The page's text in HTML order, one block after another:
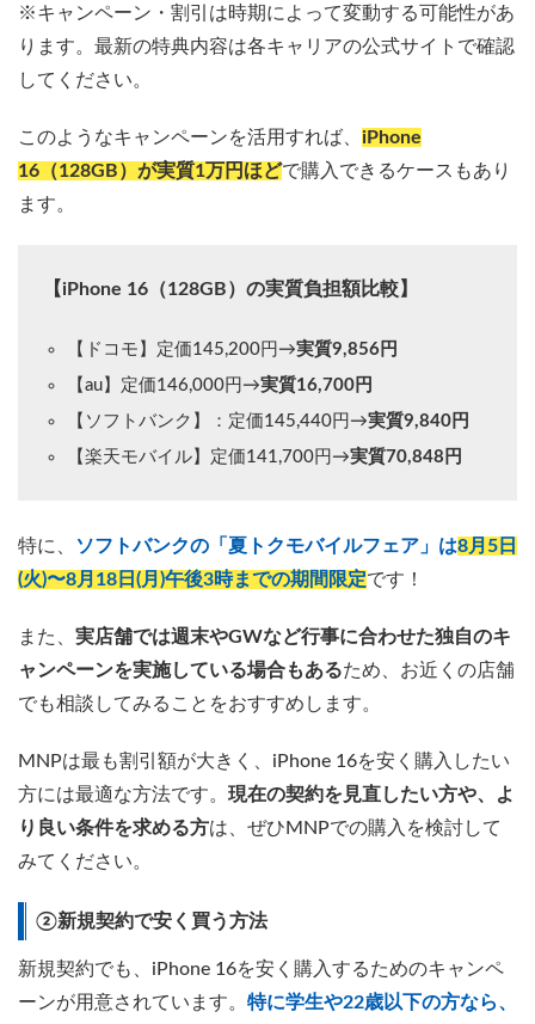
※キャンペーン・割引は時期によって変動する可能性があ
ります。最新の特典内容は各キャリアの公式サイトで確認
してください。
このようなキャンペーンを活用すれば、 iPhone
16（128GB）が実質1万円ほどで購入できるケースもあり
ます。
【iPhone 16（128GB）の実質負担額比較】
【ドコモ】定価145,200円→実質9,856円
【au】定価146,000円→実質16,700円
【ソフトバンク】：定価145,440円→実質9,840円
【楽天モバイル】定価141,700円→実質70,848円
特に、 ソフトバンクの「夏トクモバイルフェア」は8月5日
(火)〜8月18日(月)午後3時までの期間限定です！
また、 実店舗では週末やGWなど行事に合わせた独自のキ
ャンペーンを実施している場合もあるため、お近くの店舗
でも相談してみることをおすすめします。
MNPは最も割引額が大きく、iPhone 16を安く購入したい
方には最適な方法です。 現在の契約を見直したい方や、よ
り良い条件を求める方は、ぜひMNPでの購入を検討して
みてください。
②新規契約で安く買う方法
新規契約でも、iPhone 16を安く購入するためのキャンペ
ーンが用意されています。 特に学生や22歳以下の方なら、